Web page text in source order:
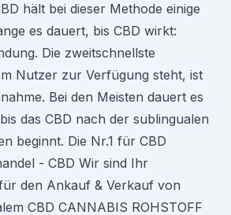
hält bei dieser Methode einige
es dauert, bis CBD wirkt:
Die zweitschnellste
Nutzer zur Verfügung steht, ist
Bei den Meisten dauert es
das CBD nach der sublingualen
beginnt. Die Nr.1 für CBD
- CBD Wir sind Ihr
den Ankauf & Verkauf von
CBD CANNABIS ROHSTOFF